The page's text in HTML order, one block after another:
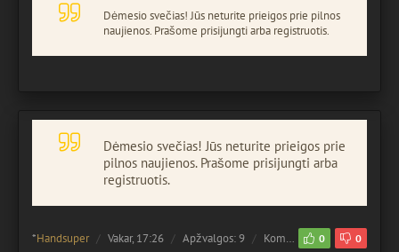
Dėmesio svečias! Jūs neturite prieigos prie pilnos
naujienos. Prašome prisijungti arba registruotis.
Dėmesio svečias! Jūs neturite prieigos prie
pilnos naujienos. Prašome prisijungti arba
registruotis.
*Handsuper Vakar, 17:26 Apžvalgos: 9 Komentuota: 0 0